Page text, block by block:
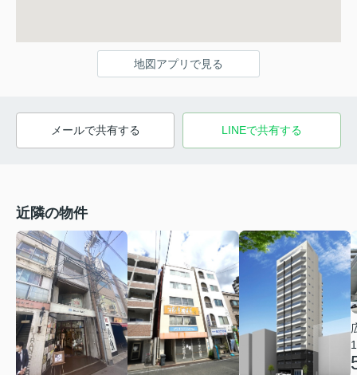
地図アプリで見る
メールで共有する LINEで共有する
近隣の物件